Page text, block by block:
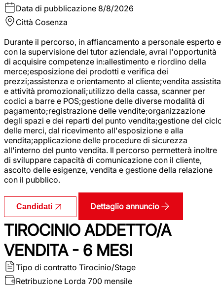
Data di pubblicazione 8/8/2026
Città Cosenza
Durante il percorso, in affiancamento a personale esperto e
con la supervisione del tutor aziendale, avrai l'opportunità
di acquisire competenze in:allestimento e riordino della
merce;esposizione dei prodotti e verifica dei
prezzi;assistenza e orientamento al cliente;vendita assistita
e attività promozionali;utilizzo della cassa, scanner per
codici a barre e POS;gestione delle diverse modalità di
pagamento;registrazione delle vendite;organizzazione
degli spazi e dei reparti del punto vendita;gestione del
delle merci, dal ricevimento all'esposizione e alla
vendita;applicazione delle procedure di sicurezza
all'interno del punto vendita. Il percorso permetterà inoltre
di sviluppare capacità di comunicazione con il cliente,
ascolto delle esigenze, vendita e gestione della relazione
con il pubblico.
Candidati Dettaglio annuncio
TIROCINIO ADDETTO/A
VENDITA - 6 MESI
Tipo di contratto Tirocinio/Stage
Retribuzione Lorda 700 mensile